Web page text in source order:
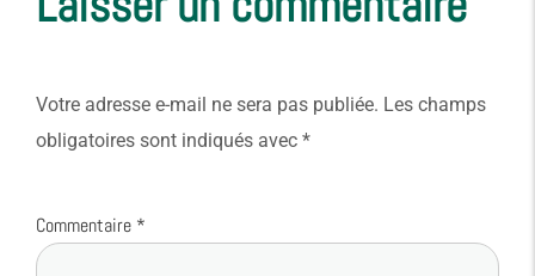
Votre adresse e-mail ne sera pas publiée. Les champs
obligatoires sont indiqués avec *
Commentaire *